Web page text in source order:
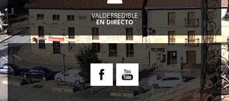
VALDERREDIBLE
EN DIRECTO